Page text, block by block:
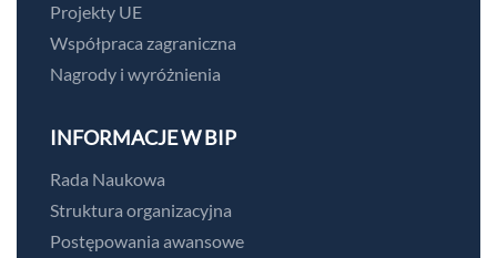
Projekty UE
Współpraca zagraniczna
Nagrody i wyróżnienia
INFORMACJE W BIP
Rada Naukowa
Struktura organizacyjna
Postępowania awansowe